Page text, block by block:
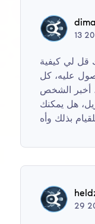
13
قل لي كيفية
عليه، كل
أخبر الشخص
هل يمكنك
بذلك وأه
29